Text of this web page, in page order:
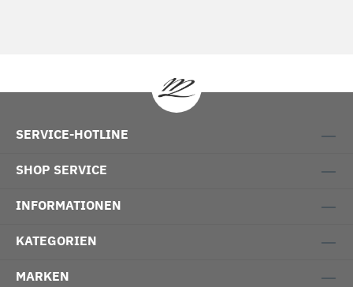
SERVICE-HOTLINE
SHOP SERVICE
INFORMATIONEN
KATEGORIEN
MARKEN